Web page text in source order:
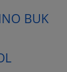
BUK